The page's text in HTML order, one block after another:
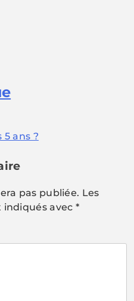
ans ?
pas publiée. Les
avec *